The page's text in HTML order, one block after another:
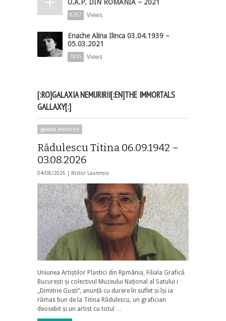
U.A.P. DIN ROMÂNIA – 2021
8267 Views
Enache Alina Ilinca 03.04.1939 –
05.03.2021
7855 Views
[:RO]GALAXIA NEMURIRII[:EN]THE IMMORTALS
GALLAXY[:]
galaxia nemuririi
Rădulescu Titina 06.09.1942 –
03.08.2026
04/08/2026 | Nistor Laurențiu
Uniunea Artiștilor Plastici din Rpmânia, Filiala Grafică
București și colectivul Muzeului Național al Satului i
„Dimitrie Gusti”, anunță cu durere în suflet și își ia
rămas bun de la Titina Rădulescu, un grafician
deosebit și un artist cu totul …